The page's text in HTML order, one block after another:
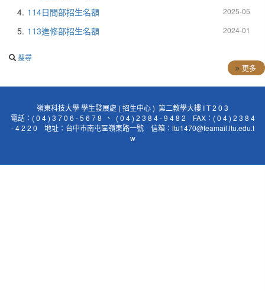
4.
2025-05
114日間部招生名額
5.
2024-01
113進修部招生名額
搜尋
更多
嶺東科技大學 學生發展處 ( 招生中心 ) 第二教學大樓 I T 2 0 3
電話：( 0 4 ) 3 7 0 6 - 5 6 7 8 、 ( 0 4 ) 2 3 8 4 - 9 4 8 2 FAX：( 0 4 ) 2 3 8 4
- 4 2 2 0 地址：台中市南屯區嶺東路一號 信箱：ltu1470@teamail.ltu.edu.t
w